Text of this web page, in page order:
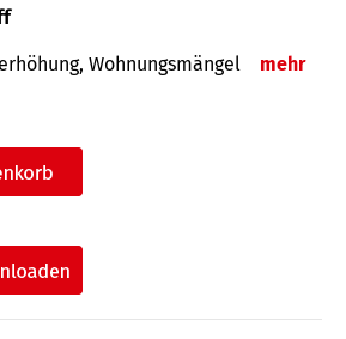
Wohnungsmängel mehr